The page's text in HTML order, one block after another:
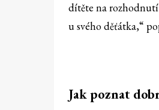
dítěte na
u svého děťátka,“
Jak poznat